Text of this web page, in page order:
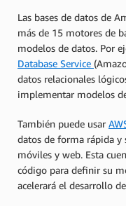
Las bases de datos de
más de 15 motores de
modelos de datos. Por
Database Service
datos relacionales
implementar modelos
También puede usar
datos de forma rápida y
móviles y web. Esta
código para definir su
acelerará el desarrollo